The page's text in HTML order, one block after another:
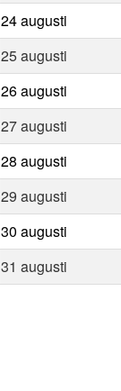
24 augusti
25 augusti
26 augusti
27 augusti
28 augusti
29 augusti
30 augusti
31 augusti